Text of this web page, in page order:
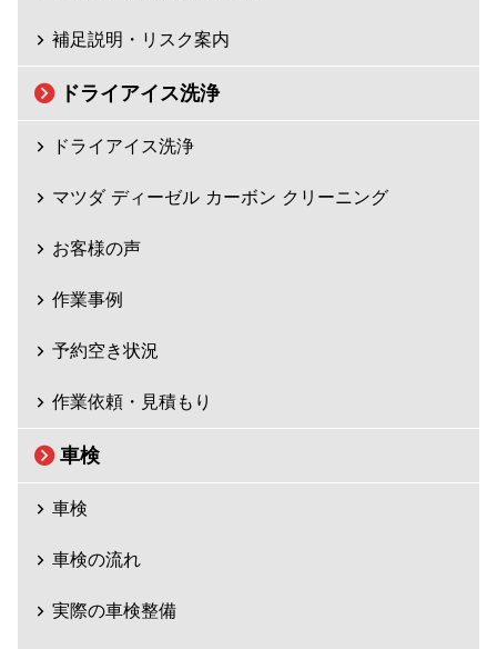
補足説明・リスク案内
ドライアイス洗浄
ドライアイス洗浄
マツダ ディーゼル カーボン クリーニング
お客様の声
作業事例
予約空き状況
作業依頼・見積もり
車検
車検
車検の流れ
実際の車検整備